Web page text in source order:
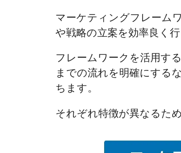
マーケティングフレーム
や戦略の立案を効率良く
フレームワークを活用す
までの流れを明確にする
ちます。
それぞれ特徴が異なるた